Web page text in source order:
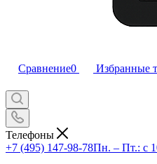
Сравнение0 Избранные
Телефоны
+7 (495) 147-98-78Пн. – Пт.: с